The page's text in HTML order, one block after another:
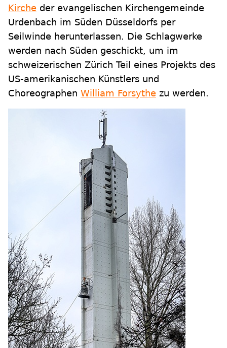
Kirche der evangelischen Kirchengemeinde
Urdenbach im Süden Düsseldorfs per
Seilwinde herunterlassen. Die Schlagwerke
werden nach Süden geschickt, um im
schweizerischen Zürich Teil eines Projekts des
US-amerikanischen Künstlers und
Choreographen William Forsythe zu werden.